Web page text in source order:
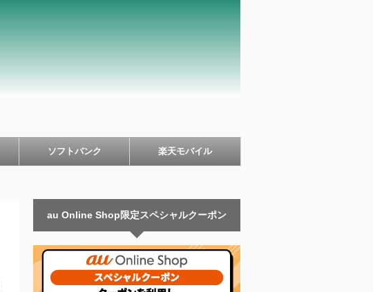
ソフトバンク 楽天モバイル
au Online Shop限定スペシャルクーポン